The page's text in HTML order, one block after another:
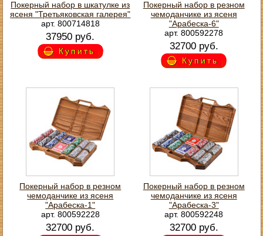
Покерный набор в шкатулке из
ясеня "Третьяковская галерея"
арт. 800714818
37950 руб.
Купить
Покерный набор в резном
чемоданчике из ясеня
"Арабеска-6"
арт. 800592278
32700 руб.
Купить
Покерный набор в резном
чемоданчике из ясеня
"Арабеска-1"
арт. 800592228
32700 руб.
Покерный набор в резном
чемоданчике из ясеня
"Арабеска-3"
арт. 800592248
32700 руб.